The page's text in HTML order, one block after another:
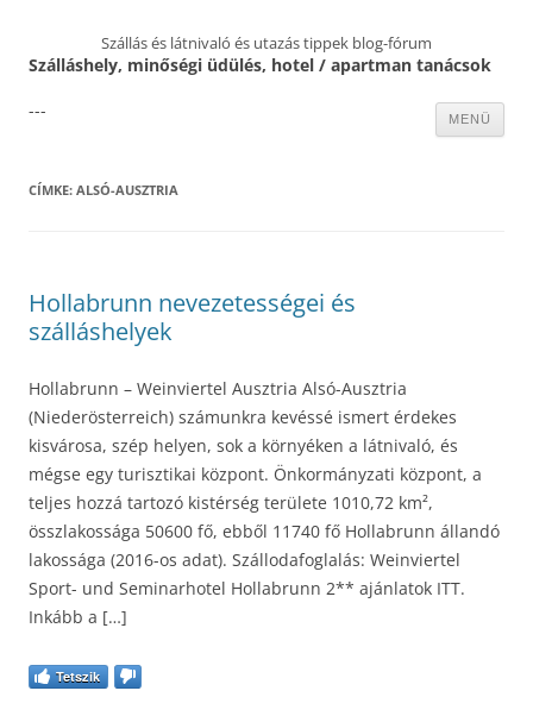
Szállás és látnivaló és utazás tippek blog-fórum
Szálláshely, minőségi üdülés, hotel / apartman tanácsok
MENÜ
---
CÍMKE: ALSÓ-AUSZTRIA
Hollabrunn nevezetességei és
szálláshelyek
Hollabrunn – Weinviertel Ausztria Alsó-Ausztria
(Niederösterreich) számunkra kevéssé ismert érdekes
kisvárosa, szép helyen, sok a környéken a látnivaló, és
mégse egy turisztikai központ. Önkormányzati központ, a
teljes hozzá tartozó kistérség területe 1010,72 km²,
összlakossága 50600 fő, ebből 11740 fő Hollabrunn állandó
lakossága (2016-os adat). Szállodafoglalás: Weinviertel
Sport- und Seminarhotel Hollabrunn 2** ajánlatok ITT.
Inkább a […]
Tetszik